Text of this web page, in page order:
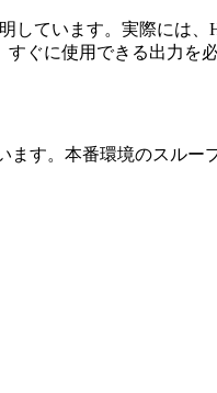
ています。実際には、
ぐに使用できる出力を
ます。本番環境のスル